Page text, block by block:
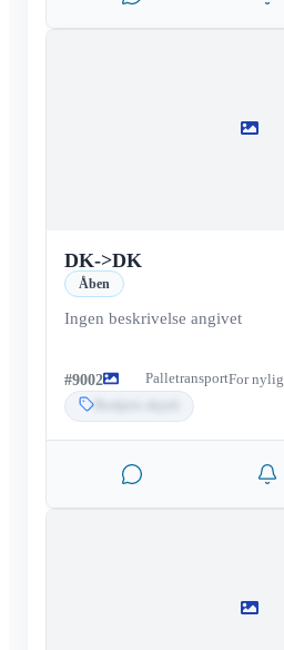
DK->DK
Åben
Ingen beskrivelse angivet
#9002 PalletransportFor nylig